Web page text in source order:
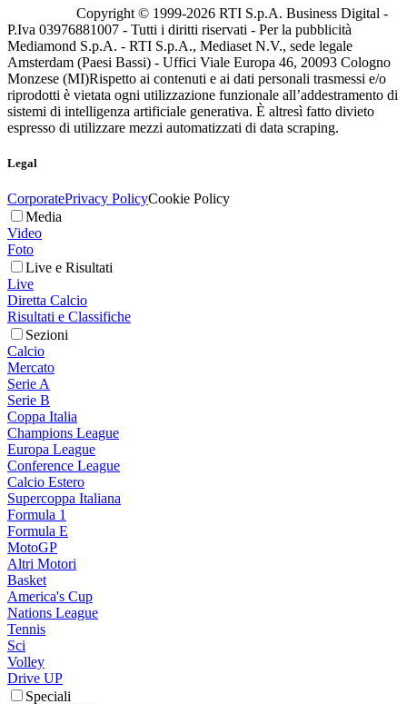
Copyright © 1999-2026 RTI S.p.A. Business Digital -
P.Iva 03976881007 - Tutti i diritti riservati - Per la pubblicità
Mediamond S.p.A. - RTI S.p.A., Mediaset N.V., sede legale
Amsterdam (Paesi Bassi) - Uffici Viale Europa 46, 20093 Cologno
Monzese (MI)Rispetto ai contenuti e ai dati personali trasmessi e/o
riprodotti è vietata ogni utilizzazione funzionale all’addestramento di
sistemi di intelligenza artificiale generativa. È altresì fatto divieto
espresso di utilizzare mezzi automatizzati di data scraping.
Legal
CorporatePrivacy PolicyCookie Policy
Media
Video
Foto
Live e Risultati
Live
Diretta Calcio
Risultati e Classifiche
Sezioni
Calcio
Mercato
Serie A
Serie B
Coppa Italia
Champions League
Europa League
Conference League
Calcio Estero
Supercoppa Italiana
Formula 1
Formula E
MotoGP
Altri Motori
Basket
America's Cup
Nations League
Tennis
Sci
Volley
Drive UP
Speciali